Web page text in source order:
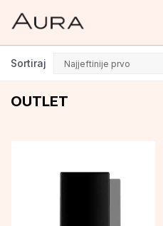
OUTLET
Sortiraj